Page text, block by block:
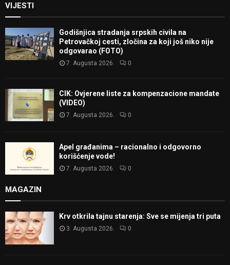
VIJESTI
Godišnjica stradanja srpskih civila na
Petrovačkoj cesti, zločina za koji još niko nije
odgovarao (FOTO)
7. Augusta 2026. 0
CIK: Ovjerene liste za kompenzacione mandate
(VIDEO)
7. Augusta 2026. 0
Apel građanima – racionalno i odgovorno
korišćenje vode!
7. Augusta 2026. 0
MAGAZIN
Krv otkrila tajnu starenja: Sve se mijenja tri puta
3. Augusta 2026. 0